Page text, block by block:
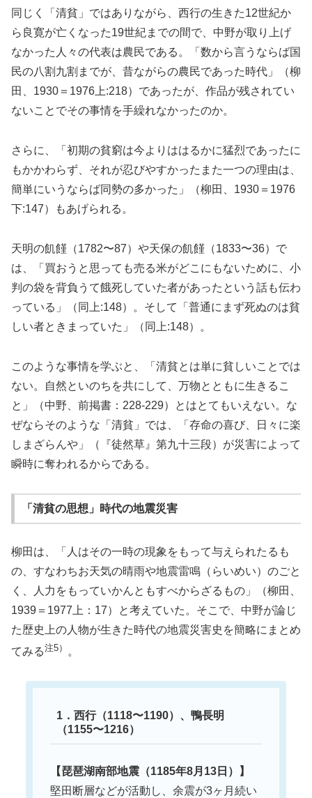
同じく「清貧」ではありながら、西行の生きた12世紀か
ら良寛が亡くなった19世紀までの間で、中野が取り上げ
なかった人々の代表は農民である。「数から言うならば国
民の八割九割までが、昔ながらの農民であった時代」（柳
田、1930＝1976上:218）であったが、作品が残されてい
ないことでその事情を手繰れなかったのか。
さらに、「初期の貧窮は今よりははるかに猛烈であったに
もかかわらず、それが忍びやすかったまた一つの理由は、
簡単にいうならば同勢の多かった」（柳田、1930＝1976
下:147）もあげられる。
天明の飢饉（1782〜87）や天保の飢饉（1833〜36）で
は、「買おうと思っても売る米がどこにもないために、小
判の袋を背負うて餓死していた者があったという話も伝わ
っている」（同上:148）。そして「普通にまず死ぬのは貧
しい者ときまっていた」（同上:148）。
このような事情を学ぶと、「清貧とは単に貧しいことでは
ない。自然といのちを共にして、万物とともに生きるこ
と」（中野、前掲書：228-229）とはとてもいえない。な
ぜならそのような「清貧」では、「存命の喜び、日々に楽
しまざらんや」（『徒然草』第九十三段）が災害によって
瞬時に奪われるからである。
「清貧の思想」時代の地震災害
柳田は、「人はその一時の現象をもって与えられたるも
の、すなわちお天気の晴雨や地震雷鳴（らいめい）のごと
く、人力をもっていかんともすべからざるもの」（柳田、
1939＝1977上：17）と考えていた。そこで、中野が論じ
た歴史上の人物が生きた時代の地震災害史を簡略にまとめ
てみる注5） 。
1．西行（1118〜1190）、鴨長明
（1155〜1216）
【琵琶湖南部地震（1185年8月13日）】
堅田断層などが活動し、余震が3ヶ月続い